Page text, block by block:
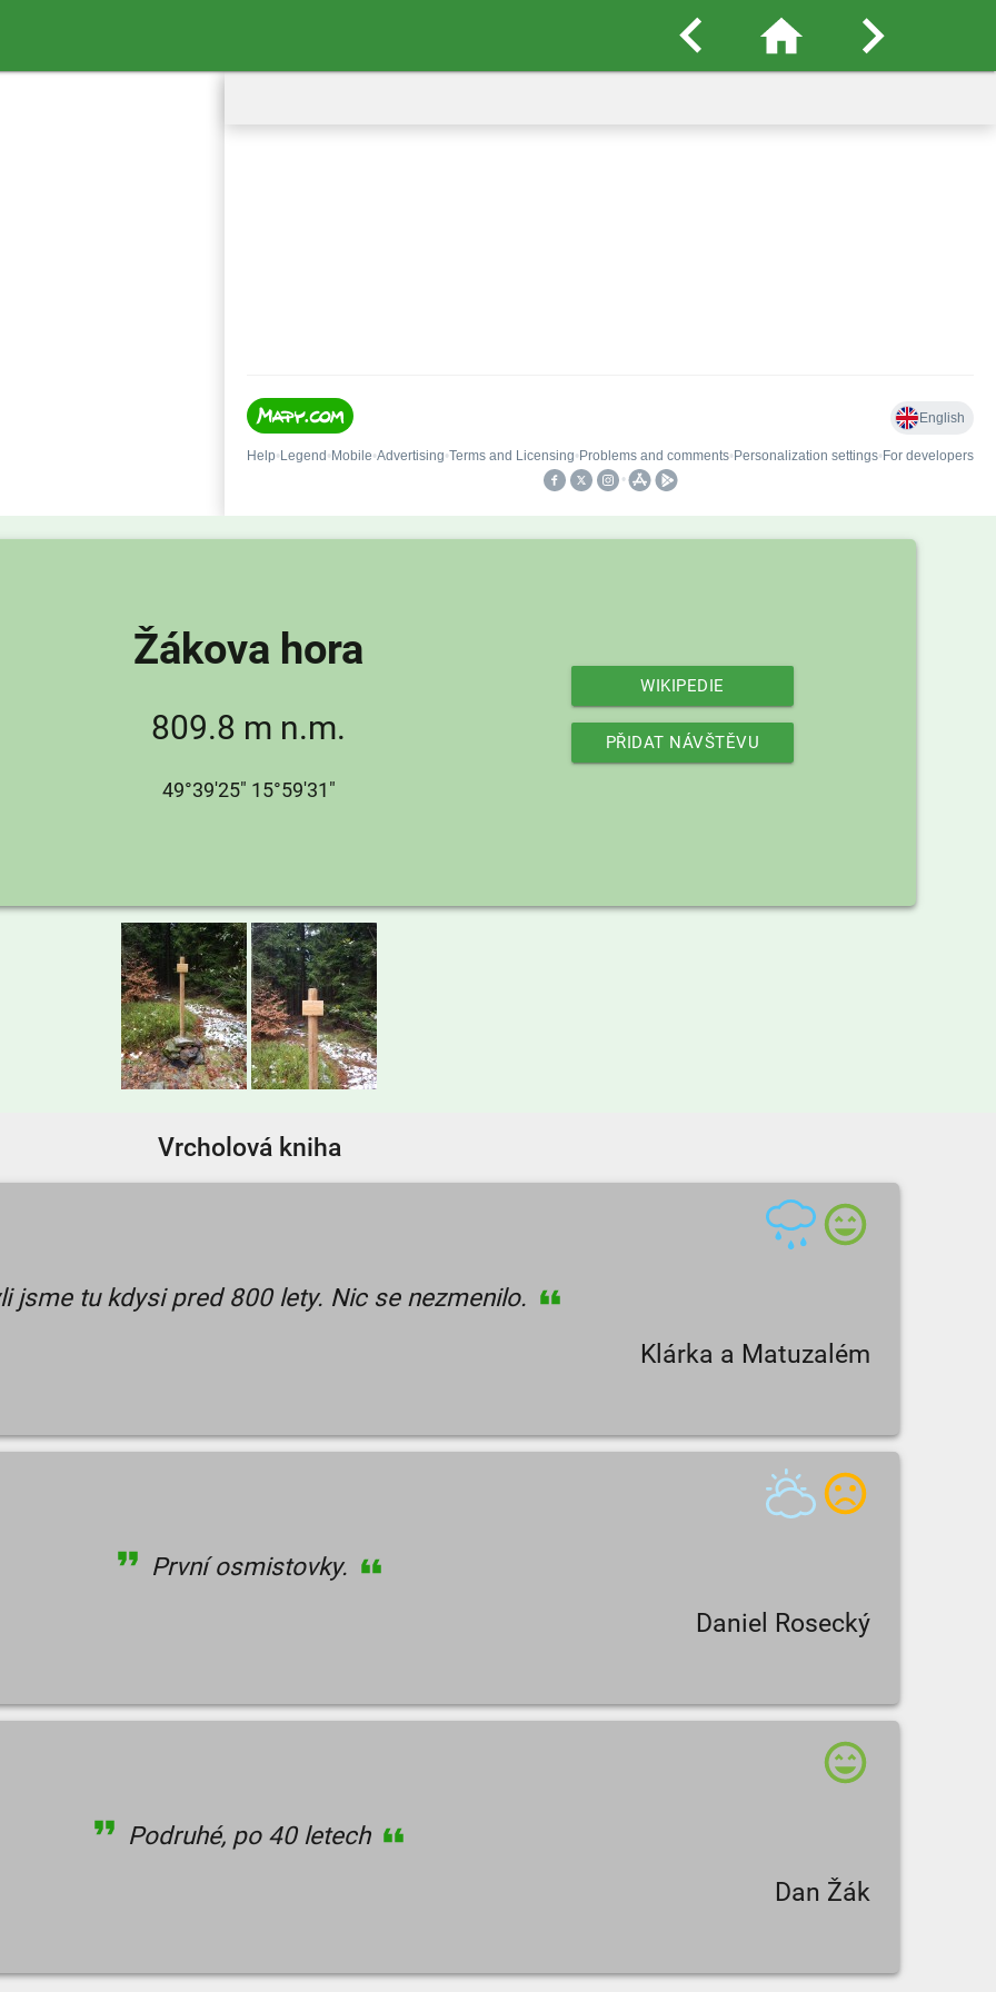
Žákova hora
809.8 m n.m.
49°39'25" 15°59'31"
WIKIPEDIE
PŘIDAT NÁVŠTĚVU
Vrcholová kniha
jsme tu kdysi pred 800 lety. Nic se nezmenilo.
Klárka a Matuzalém
První osmistovky.
Daniel Rosecký
Podruhé, po 40 letech
Dan Žák